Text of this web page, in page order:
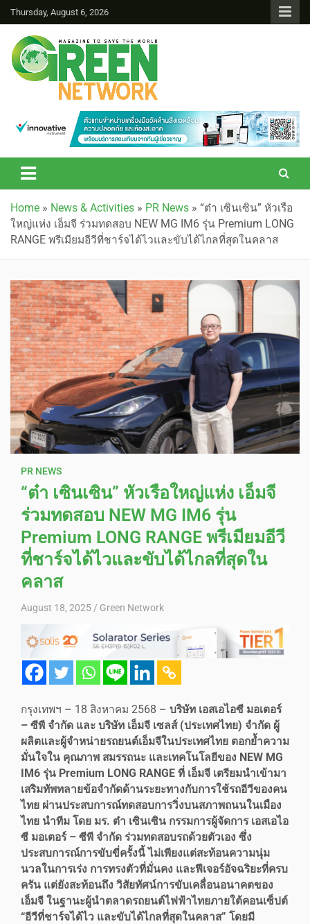
Thursday, August 6, 2026
Green Network
Home » News & Activities » PR News » “ต๋า เซินเซิน” หัวเรือ
ใหญ่แห่ง เอ็มจี ร่วมทดสอบ NEW MG IM6 รุ่น Premium LONG
RANGE พรีเมียมอีวีที่ชาร์จได้ไวและขับได้ไกลที่สุดในคลาส
PR NEWS
“ต๋า เซินเซิน” หัวเรือใหญ่แห่ง เอ็มจี
ร่วมทดสอบ NEW MG IM6 รุ่น
Premium LONG RANGE พรีเมียมอีวี
ที่ชาร์จได้ไวและขับได้ไกลที่สุดใน
คลาส
August 18, 2025 Green Network
กรุงเทพฯ – 18 สิงหาคม 2568 – บริษัท เอสเอไอซี มอเตอร์
– ซีพี จำกัด และ บริษัท เอ็มจี เซลส์ (ประเทศไทย) จำกัด ผู้
ผลิตและผู้จำหน่ายรถยนต์เอ็มจีในประเทศไทย ตอกย้ำความ
มั่นใจใน คุณภาพ สมรรถนะ และเทคโนโลยีของ NEW MG
IM6 รุ่น Premium LONG RANGE ที่ เอ็มจี เตรียมนำเข้ามา
เสริมทัพทลายข้อจำกัดด้านระยะทางกับการใช้รถอีวีของคน
ไทย ผ่านประสบการณ์ทดสอบการวิ่งบนสภาพถนนในเมือง
ไทย นำทีม โดย มร. ต๋า เซินเซิน กรรมการผู้จัดการ เอสเอไอ
ซี มอเตอร์ – ซีพี จำกัด ร่วมทดสอบรถด้วยตัวเอง ซึ่ง
ประสบการณ์การขับขี่ครั้งนี้ ไม่เพียงแต่สะท้อนความนุ่ม
นวลในการเร่ง การทรงตัวที่มั่นคง และฟีเจอร์อัจฉริยะที่ครบ
ครัน แต่ยังสะท้อนถึง วิสัยทัศน์การขับเคลื่อนอนาคตของ
เอ็มจี ในฐานะผู้นำตลาดรถยนต์ไฟฟ้าไทยภายใต้คอนเซ็ปต์
“อีวีที่ชาร์จได้ไว และขับได้ไกลที่สุดในคลาส” โดยมี